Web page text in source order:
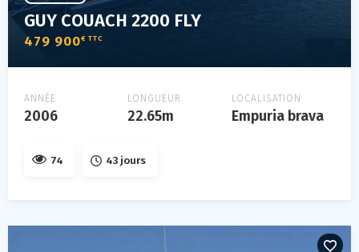
GUY COUACH 2200 FLY
479 900€ TTC
ANNÉE
2006
LONGUEUR
22.65m
LOCALISATION
Empuria brava
74 43 jours